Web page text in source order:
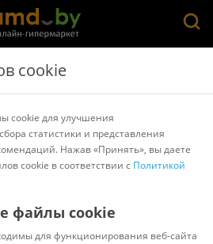
Полки, стеллажи, системы
МZ-Profil 180х120х40
cookie
cookie для улучшения
статистики и представления
Нажав «Принять», вы даете
cookie в соответствии с Политикой
файлы cookie
для функционирования веб-сайта